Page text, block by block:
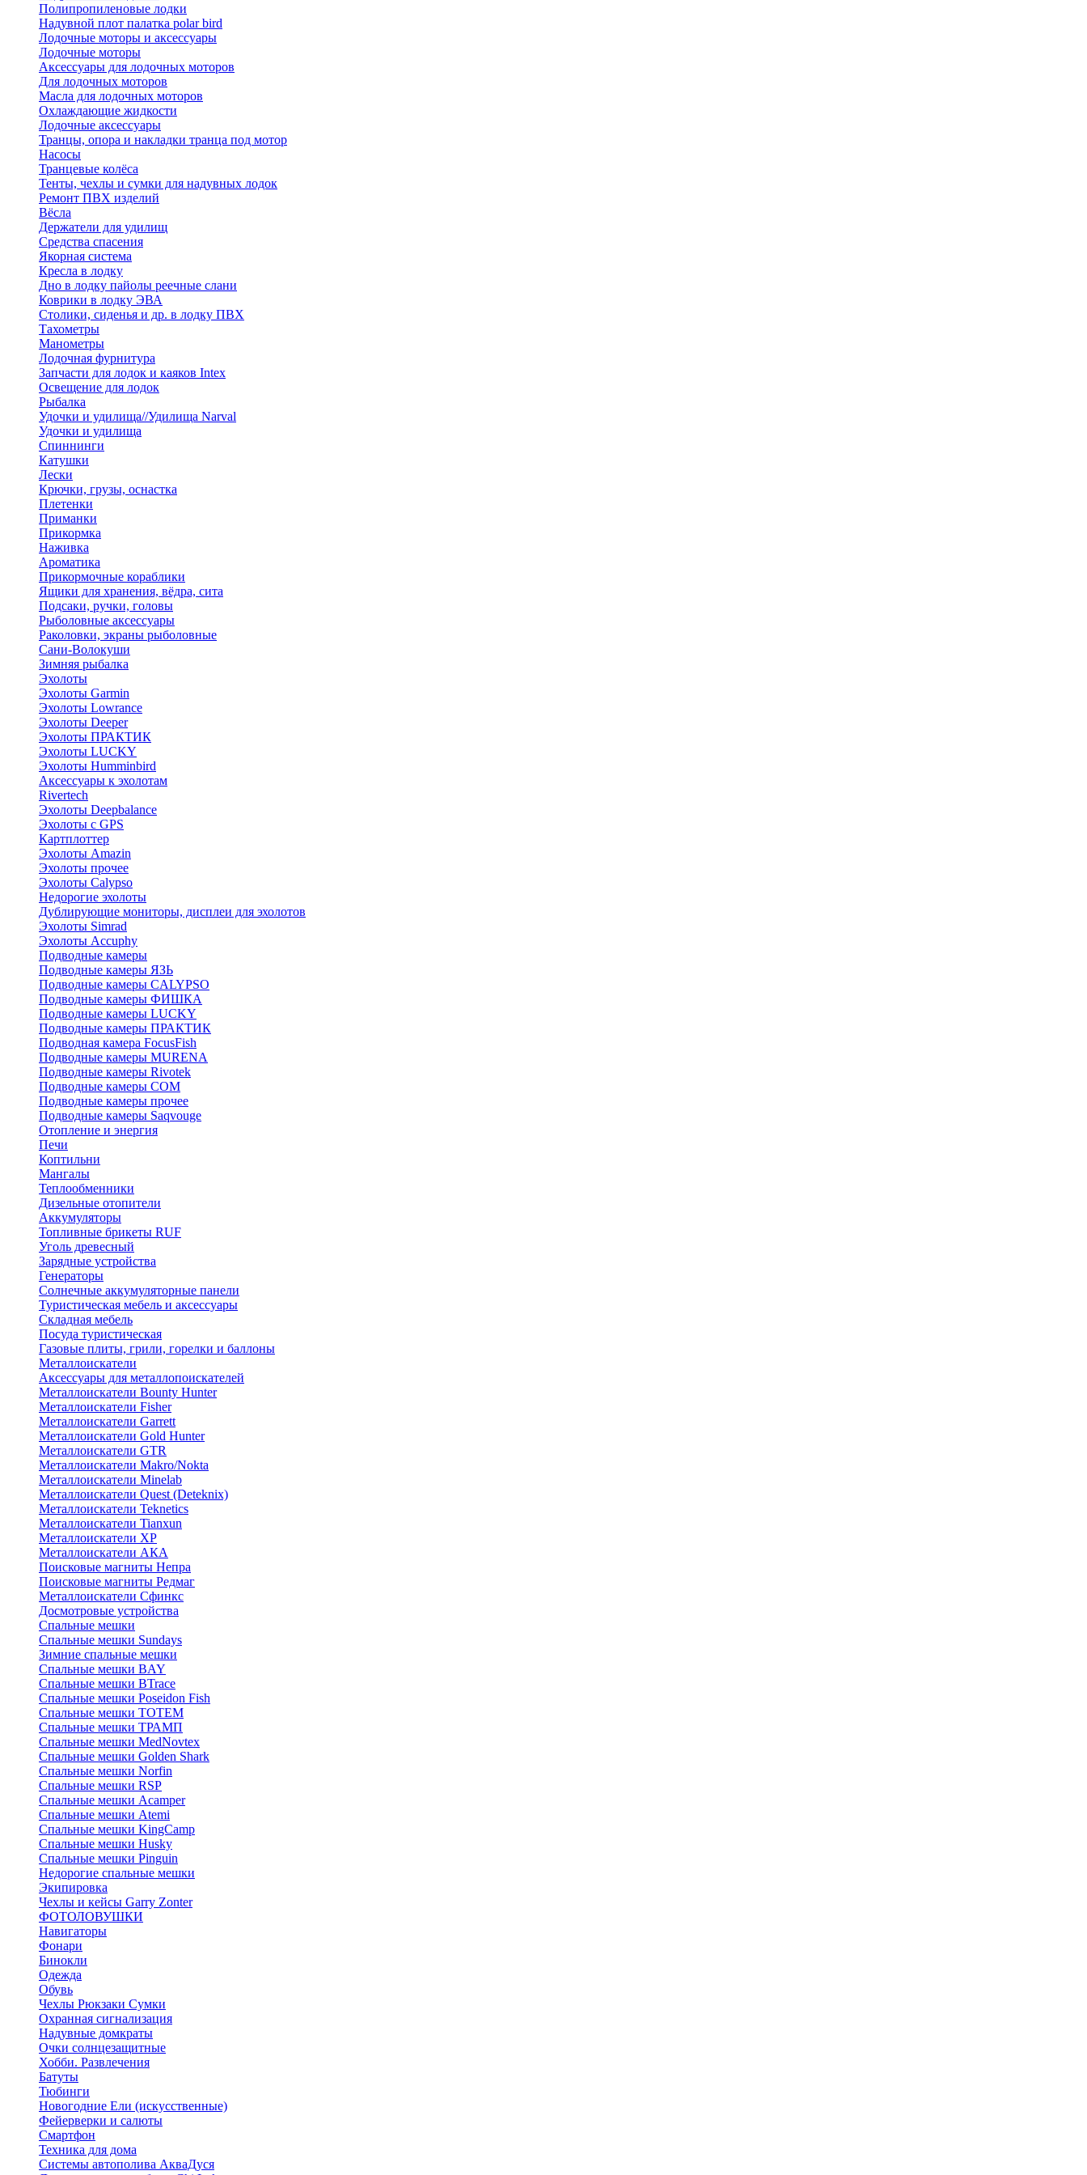
Полипропиленовые лодки
Надувной плот палатка polar bird
Лодочные моторы и аксессуары
Лодочные моторы
Аксессуары для лодочных моторов
Для лодочных моторов
Масла для лодочных моторов
Охлаждающие жидкости
Лодочные аксессуары
Транцы, опора и накладки транца под мотор
Насосы
Транцевые колёса
Тенты, чехлы и сумки для надувных лодок
Ремонт ПВХ изделий
Вёсла
Держатели для удилищ
Средства спасения
Якорная система
Кресла в лодку
Дно в лодку пайолы реечные слани
Коврики в лодку ЭВА
Столики, сиденья и др. в лодку ПВХ
Тахометры
Манометры
Лодочная фурнитура
Запчасти для лодок и каяков Intex
Освещение для лодок
Рыбалка
Удочки и удилища//Удилища Narval
Удочки и удилища
Спиннинги
Катушки
Лески
Крючки, грузы, оснастка
Плетенки
Приманки
Прикормка
Наживка
Ароматика
Прикормочные кораблики
Ящики для хранения, вёдра, сита
Подсаки, ручки, головы
Рыболовные аксессуары
Раколовки, экраны рыболовные
Сани-Волокуши
Зимняя рыбалка
Эхолоты
Эхолоты Garmin
Эхолоты Lowrance
Эхолоты Deeper
Эхолоты ПРАКТИК
Эхолоты LUCKY
Эхолоты Humminbird
Аксессуары к эхолотам
Rivertech
Эхолоты Deepbalance
Эхолоты с GPS
Картплоттер
Эхолоты Amazin
Эхолоты прочее
Эхолоты Calypso
Недорогие эхолоты
Дублирующие мониторы, дисплеи для эхолотов
Эхолоты Simrad
Эхолоты Accuphy
Подводные камеры
Подводные камеры ЯЗЬ
Подводные камеры CALYPSO
Подводные камеры ФИШКА
Подводные камеры LUCKY
Подводные камеры ПРАКТИК
Подводная камера FocusFish
Подводные камеры MURENA
Подводные камеры Rivotek
Подводные камеры СОМ
Подводные камеры прочее
Подводные камеры Saqvouge
Отопление и энергия
Печи
Коптильни
Мангалы
Теплообменники
Дизельные отопители
Аккумуляторы
Топливные брикеты RUF
Уголь древесный
Зарядные устройства
Генераторы
Солнечные аккумуляторные панели
Туристическая мебель и аксессуары
Складная мебель
Посуда туристическая
Газовые плиты, грили, горелки и баллоны
Металлоискатели
Аксессуары для металлопоискателей
Металлоискатели Bounty Hunter
Металлоискатели Fisher
Металлоискатели Garrett
Металлоискатели Gold Hunter
Металлоискатели GTR
Металлоискатели Makro/Nokta
Металлоискатели Minelab
Металлоискатели Quest (Deteknix)
Металлоискатели Teknetics
Металлоискатели Tianxun
Металлоискатели XP
Металлоискатели АКА
Поисковые магниты Непра
Поисковые магниты Редмаг
Металлоискатели Сфинкс
Досмотровые устройства
Спальные мешки
Спальные мешки Sundays
Зимние спальные мешки
Спальные мешки BAY
Спальные мешки BTrace
Спальные мешки Poseidon Fish
Спальные мешки ТОТЕМ
Спальные мешки ТРАМП
Cпальные мешки MedNovtex
Спальные мешки Golden Shark
Спальные мешки Norfin
Спальные мешки RSP
Спальные мешки Acamper
Спальные мешки Atemi
Спальные мешки KingCamp
Спальные мешки Husky
Спальные мешки Pinguin
Недорогие спальные мешки
Экипировка
Чехлы и кейсы Garry Zonter
ФОТОЛОВУШКИ
Навигаторы
Фонари
Бинокли
Одежда
Обувь
Чехлы Рюкзаки Сумки
Охранная сигнализация
Надувные домкраты
Очки солнцезащитные
Хобби. Развлечения
Батуты
Тюбинги
Новогодние Ели (искусственные)
Фейерверки и салюты
Смартфон
Техника для дома
Системы автополива АкваДуся